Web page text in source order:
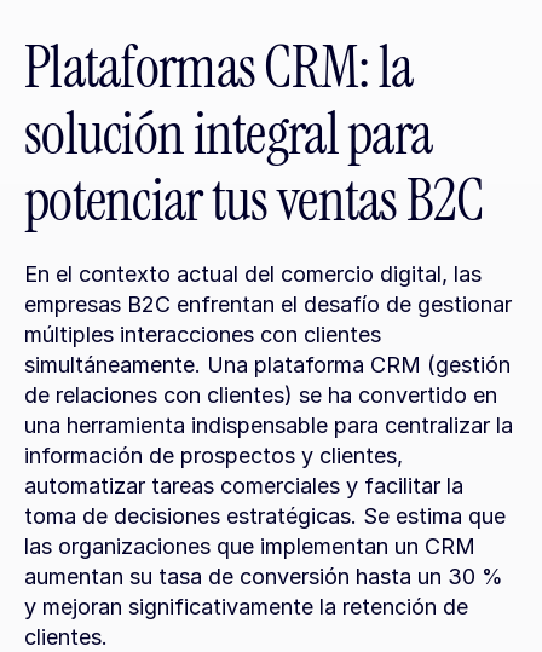
Plataformas CRM: la
solución integral para
potenciar tus ventas B2C
En el contexto actual del comercio digital, las
empresas B2C enfrentan el desafío de gestionar
múltiples interacciones con clientes
simultáneamente. Una plataforma CRM (gestión
de relaciones con clientes) se ha convertido en
una herramienta indispensable para centralizar la
información de prospectos y clientes,
automatizar tareas comerciales y facilitar la
toma de decisiones estratégicas. Se estima que
las organizaciones que implementan un CRM
aumentan su tasa de conversión hasta un 30 %
y mejoran significativamente la retención de
clientes.